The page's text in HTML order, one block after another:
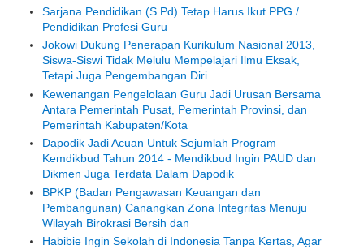
Sarjana Pendidikan (S.Pd) Tetap Harus Ikut PPG /
Pendidikan Profesi Guru
Jokowi Dukung Penerapan Kurikulum Nasional 2013,
Siswa-Siswi Tidak Melulu Mempelajari Ilmu Eksak,
Tetapi Juga Pengembangan Diri
Kewenangan Pengelolaan Guru Jadi Urusan Bersama
Antara Pemerintah Pusat, Pemerintah Provinsi, dan
Pemerintah Kabupaten/Kota
Dapodik Jadi Acuan Untuk Sejumlah Program
Kemdikbud Tahun 2014 - Mendikbud Ingin PAUD dan
Dikmen Juga Terdata Dalam Dapodik
BPKP (Badan Pengawasan Keuangan dan
Pembangunan) Canangkan Zona Integritas Menuju
Wilayah Birokrasi Bersih dan
Habibie Ingin Sekolah di Indonesia Tanpa Kertas, Agar